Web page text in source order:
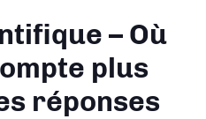
– Où
plus
réponses